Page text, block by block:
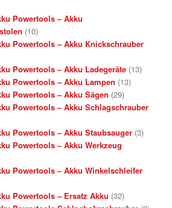
Powertools – Akku
(10)
Powertools – Akku Knickschrauber
Powertools – Akku Ladegeräte (13)
Powertools – Akku Lampen (13)
Powertools – Akku Sägen (29)
Powertools – Akku Schlagschrauber
Powertools – Akku Staubsauger (3)
Powertools – Akku Werkzeug
Powertools – Akku Winkelschleifer
Powertools – Ersatz Akku (32)